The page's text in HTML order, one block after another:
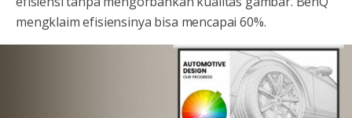
mengklaim efisiensinya bisa mencapai 60%.